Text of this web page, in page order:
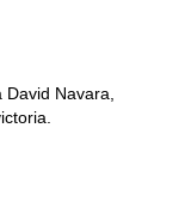
Navara,